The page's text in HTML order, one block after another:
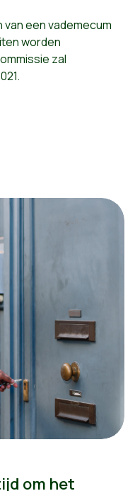
een vademecum
worden
zal
om het